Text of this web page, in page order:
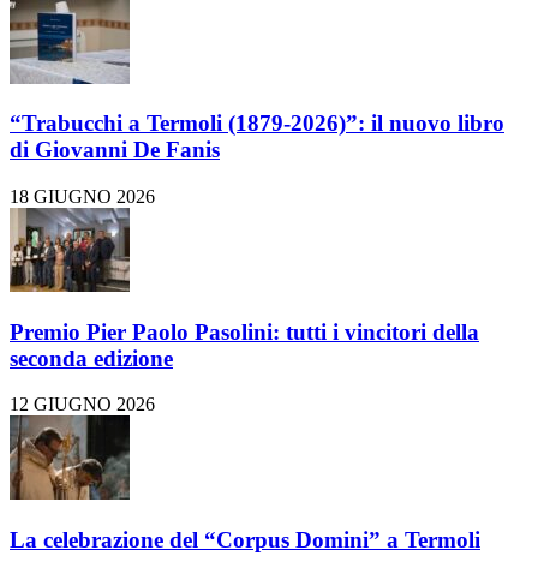
“Trabucchi a Termoli (1879-2026)”: il nuovo libro
di Giovanni De Fanis
18 GIUGNO 2026
Premio Pier Paolo Pasolini: tutti i vincitori della
seconda edizione
12 GIUGNO 2026
La celebrazione del “Corpus Domini” a Termoli